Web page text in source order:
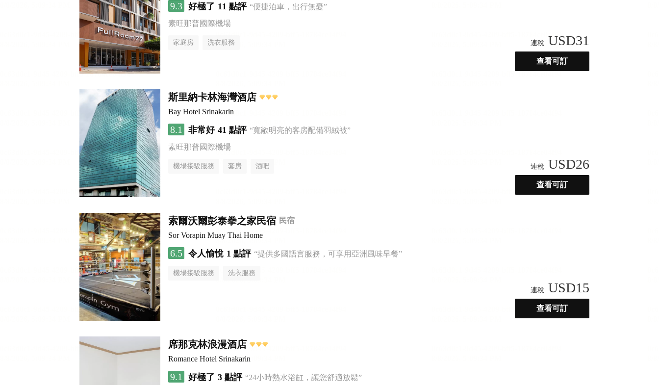
9.3 好極了 11 點評 “便捷泊車，出行無憂”
素旺那普國際機場
家庭房 洗衣服務 連稅 USD31
查看可訂
斯里納卡林海灣酒店
Bay Hotel Srinakarin
8.1 非常好 41 點評 “寬敞明亮的客房配備羽絨被”
素旺那普國際機場
機場接駁服務 套房 酒吧 連稅 USD26
查看可訂
索爾沃爾彭泰拳之家民宿 民宿
Sor Vorapin Muay Thai Home
6.5 令人愉悅 1 點評 “提供多國語言服務，可享用亞洲風味早餐”
機場接駁服務 洗衣服務
連稅 USD15
查看可訂
席那克林浪漫酒店
Romance Hotel Srinakarin
9.1 好極了 3 點評 “24小時熱水浴缸，讓您舒適放鬆”